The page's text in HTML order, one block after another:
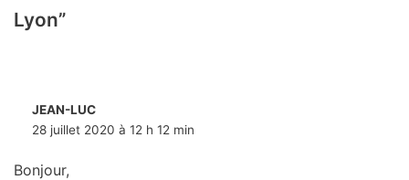
Lyon”
JEAN-LUC
28 juillet 2020 à 12 h 12 min
Bonjour,